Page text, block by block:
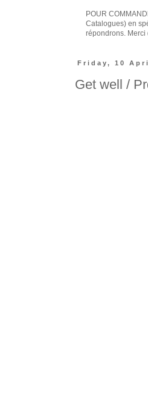
POUR
Catalogues) en
répondrons.
Friday, 10
Get well /